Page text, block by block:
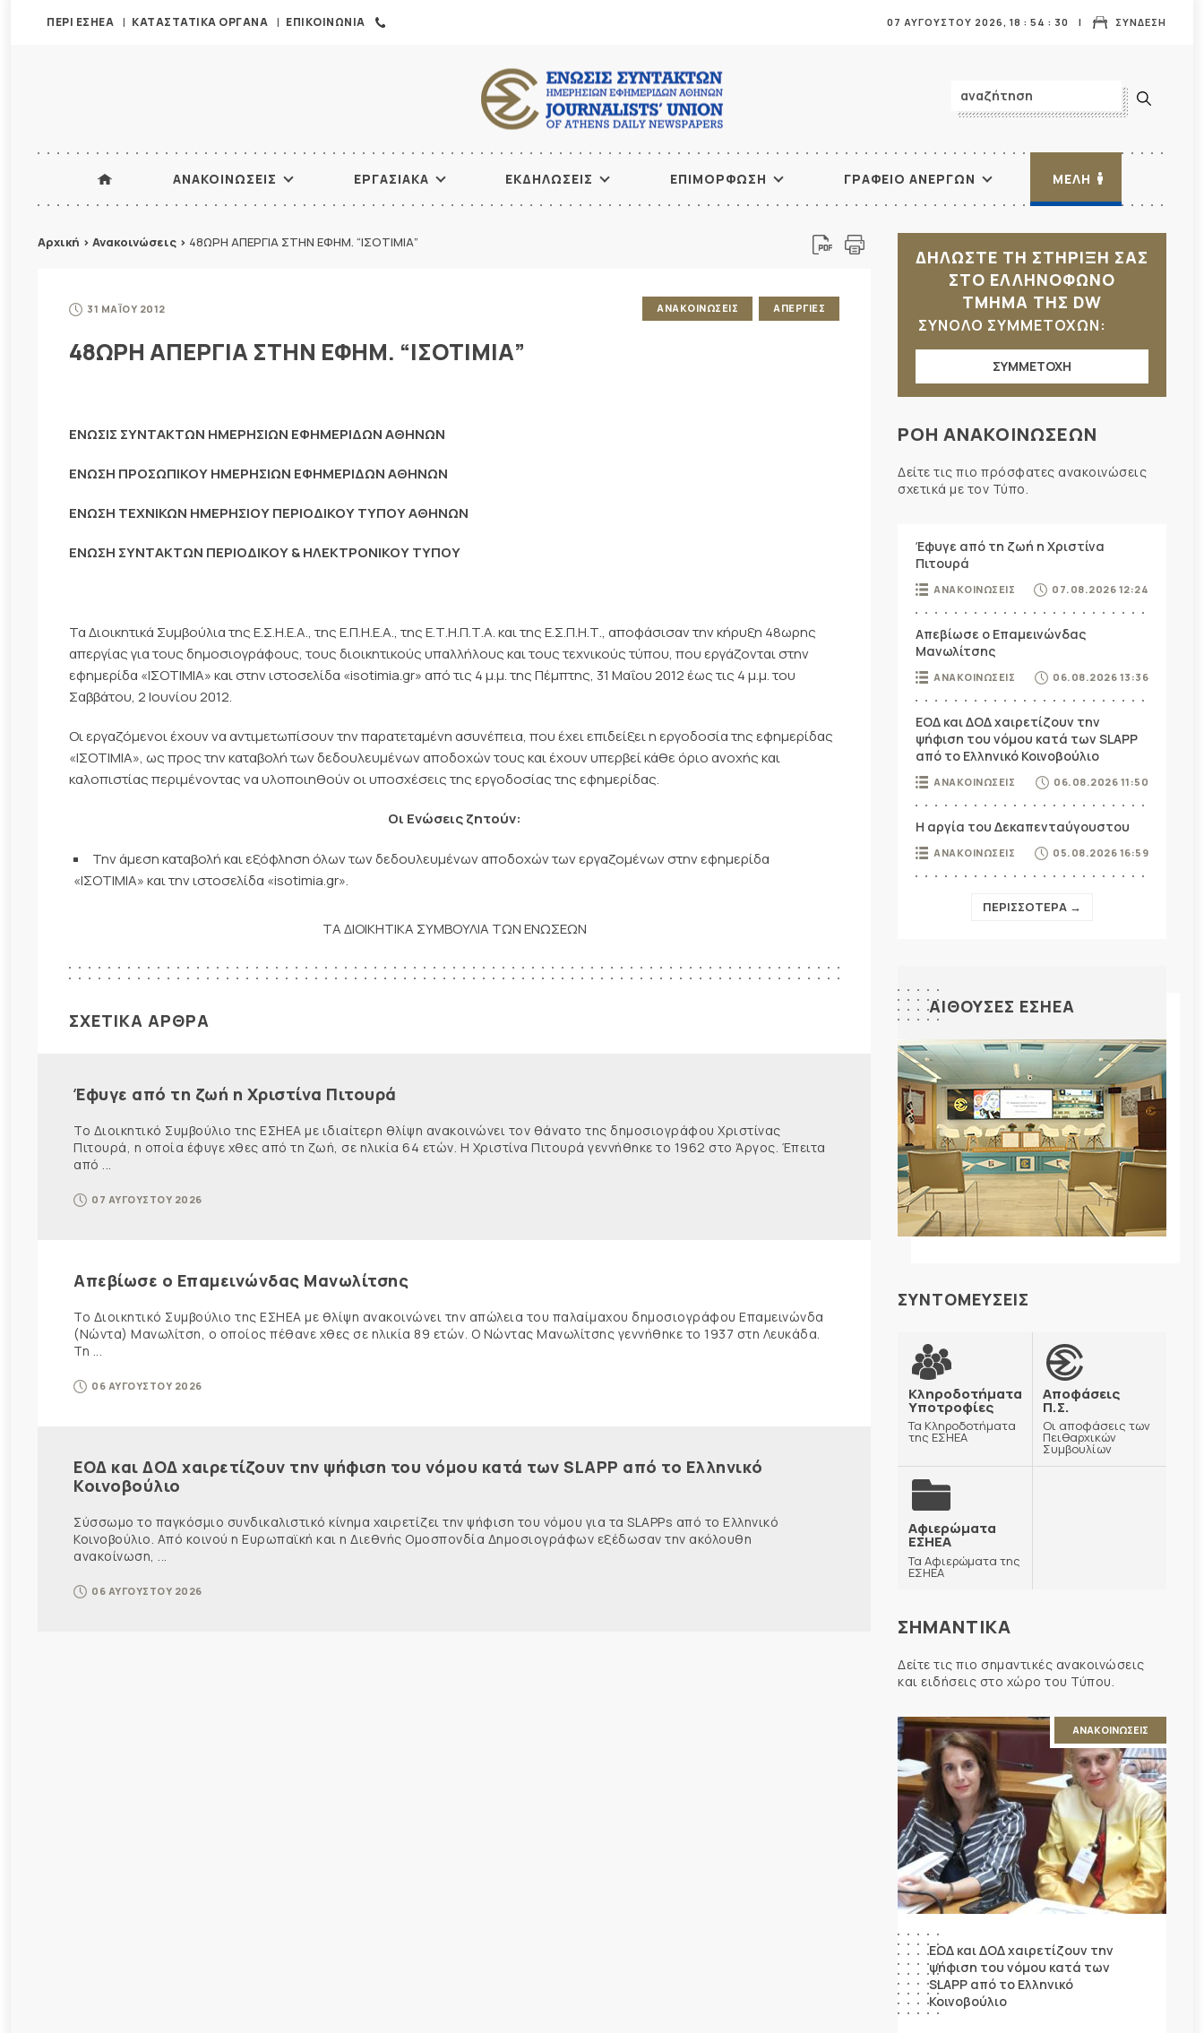
ΠΕΡΙ ΕΣΗΕΑ ΚΑΤΑΣΤΑΤΙΚΑ ΟΡΓΑΝΑ ΕΠΙΚΟΙΝΩΝΙΑ ΣΥΝΔΕΣΗ
07 ΑΥΓΟΥΣΤΟΥ 2026, 18 : 54 : 31
ΑΝΑΚΟΙΝΩΣΕΙΣ ΕΡΓΑΣΙΑΚΑ ΕΚΔΗΛΩΣΕΙΣ ΕΠΙΜΟΡΦΩΣΗ ΓΡΑΦΕΙΟ ΑΝΕΡΓΩΝ ΜΕΛΗ
Αρχική > Ανακοινώσεις > 48ΩΡΗ ΑΠΕΡΓΙΑ ΣΤΗΝ ΕΦΗΜ. “ΙΣΟΤΙΜΙΑ”
31 ΜΑΪΟΥ 2012 ΑΝΑΚΟΙΝΩΣΕΙΣ ΑΠΕΡΓΙΕΣ
48ΩΡΗ ΑΠΕΡΓΙΑ ΣΤΗΝ ΕΦΗΜ. “ΙΣΟΤΙΜΙΑ”
ΕΝΩΣΙΣ ΣΥΝΤΑΚΤΩΝ ΗΜΕΡΗΣΙΩΝ ΕΦΗΜΕΡΙΔΩΝ ΑΘΗΝΩΝ
ΕΝΩΣΗ ΠΡΟΣΩΠΙΚΟΥ ΗΜΕΡΗΣΙΩΝ ΕΦΗΜΕΡΙΔΩΝ ΑΘΗΝΩΝ
ΕΝΩΣΗ ΤΕΧΝΙΚΩΝ ΗΜΕΡΗΣΙΟΥ ΠΕΡΙΟΔΙΚΟΥ ΤΥΠΟΥ ΑΘΗΝΩΝ
ΕΝΩΣΗ ΣΥΝΤΑΚΤΩΝ ΠΕΡΙΟΔΙΚΟΥ & ΗΛΕΚΤΡΟΝΙΚΟΥ ΤΥΠΟΥ
Τα Διοικητικά Συμβούλια της Ε.Σ.Η.Ε.Α., της Ε.Π.Η.Ε.Α., της Ε.Τ.Η.Π.Τ.Α. και της Ε.Σ.Π.Η.Τ., αποφάσισαν την κήρυξη 48ωρης
απεργίας για τους δημοσιογράφους, τους διοικητικούς υπαλλήλους και τους τεχνικούς τύπου, που εργάζονται στην
εφημερίδα «ΙΣΟΤΙΜΙΑ» και στην ιστοσελίδα «isotimia.gr» από τις 4 μ.μ. της Πέμπτης, 31 Μαΐου 2012 έως τις 4 μ.μ. του
Σαββάτου, 2 Ιουνίου 2012.
Οι εργαζόμενοι έχουν να αντιμετωπίσουν την παρατεταμένη ασυνέπεια, που έχει επιδείξει η εργοδοσία της εφημερίδας
«ΙΣΟΤΙΜΙΑ», ως προς την καταβολή των δεδουλευμένων αποδοχών τους και έχουν υπερβεί κάθε όριο ανοχής και
καλοπιστίας περιμένοντας να υλοποιηθούν οι υποσχέσεις της εργοδοσίας της εφημερίδας.
Οι Ενώσεις ζητούν:
Την άμεση καταβολή και εξόφληση όλων των δεδουλευμένων αποδοχών των εργαζομένων στην εφημερίδα
«ΙΣΟΤΙΜΙΑ» και την ιστοσελίδα «isotimia.gr».
ΤΑ ΔΙΟΙΚΗΤΙΚΑ ΣΥΜΒΟΥΛΙΑ ΤΩΝ ΕΝΩΣΕΩΝ
ΣΧΕΤΙΚΑ ΑΡΘΡΑ
Έφυγε από τη ζωή η Χριστίνα Πιτουρά
Το Διοικητικό Συμβούλιο της ΕΣΗΕΑ με ιδιαίτερη θλίψη ανακοινώνει τον θάνατο της δημοσιογράφου Χριστίνας
Πιτουρά, η οποία έφυγε χθες από τη ζωή, σε ηλικία 64 ετών. Η Χριστίνα Πιτουρά γεννήθηκε το 1962 στο Άργος. Έπειτα
από ...
07 ΑΥΓΟΥΣΤΟΥ 2026
Απεβίωσε ο Επαμεινώνδας Μανωλίτσης
Το Διοικητικό Συμβούλιο της ΕΣΗΕΑ με θλίψη ανακοινώνει την απώλεια του παλαίμαχου δημοσιογράφου Επαμεινώνδα
(Νώντα) Μανωλίτση, ο οποίος πέθανε χθες σε ηλικία 89 ετών. Ο Νώντας Μανωλίτσης γεννήθηκε το 1937 στη Λευκάδα.
Τη ...
06 ΑΥΓΟΥΣΤΟΥ 2026
ΕΟΔ και ΔΟΔ χαιρετίζουν την ψήφιση του νόμου κατά των SLAPP από το Ελληνικό
Κοινοβούλιο
Σύσσωμο το παγκόσμιο συνδικαλιστικό κίνημα χαιρετίζει την ψήφιση του νόμου για τα SLAPPs από το Ελληνικό
Κοινοβούλιο. Από κοινού η Ευρωπαϊκή και η Διεθνής Ομοσπονδία Δημοσιογράφων εξέδωσαν την ακόλουθη
ανακοίνωση, ...
06 ΑΥΓΟΥΣΤΟΥ 2026
ΔΗΛΩΣΤΕ ΤΗ ΣΤΗΡΙΞΗ ΣΑΣ
ΣΤΟ ΕΛΛΗΝΟΦΩΝΟ
ΤΜΗΜΑ ΤΗΣ DW
ΣΥΝΟΛΟ ΣΥΜΜΕΤΟΧΩΝ:
ΣΥΜΜΕΤΟΧΗ
ΡΟΗ ΑΝΑΚΟΙΝΩΣΕΩΝ
Δείτε τις πιο πρόσφατες ανακοινώσεις
σχετικά με τον Τύπο.
Έφυγε από τη ζωή η Χριστίνα
Πιτουρά
ΑΝΑΚΟΙΝΩΣΕΙΣ 07.08.2026 12:24
Απεβίωσε ο Επαμεινώνδας
Μανωλίτσης
ΑΝΑΚΟΙΝΩΣΕΙΣ 06.08.2026 13:36
ΕΟΔ και ΔΟΔ χαιρετίζουν την
ψήφιση του νόμου κατά των SLAPP
από το Ελληνικό Κοινοβούλιο
ΑΝΑΚΟΙΝΩΣΕΙΣ 06.08.2026 11:50
Η αργία του Δεκαπενταύγουστου
ΑΝΑΚΟΙΝΩΣΕΙΣ 05.08.2026 16:59
ΠΕΡΙΣΣΟΤΕΡΑ →
ΑΙΘΟΥΣΕΣ ΕΣΗΕΑ
ΣΥΝΤΟΜΕΥΣΕΙΣ
Κληροδοτήματα
Υποτροφίες
Τα Κληροδοτήματα
της ΕΣΗΕΑ
Αποφάσεις
Π.Σ.
Οι αποφάσεις των
Πειθαρχικών
Συμβουλίων
Αφιερώματα
ΕΣΗΕΑ
Τα Αφιερώματα της
ΕΣΗΕΑ
ΣΗΜΑΝΤΙΚΑ
Δείτε τις πιο σημαντικές ανακοινώσεις
και ειδήσεις στο χώρο του Τύπου.
ΑΝΑΚΟΙΝΩΣΕΙΣ
ΕΟΔ και ΔΟΔ χαιρετίζουν την
ψήφιση του νόμου κατά των
SLAPP από το Ελληνικό
Κοινοβούλιο